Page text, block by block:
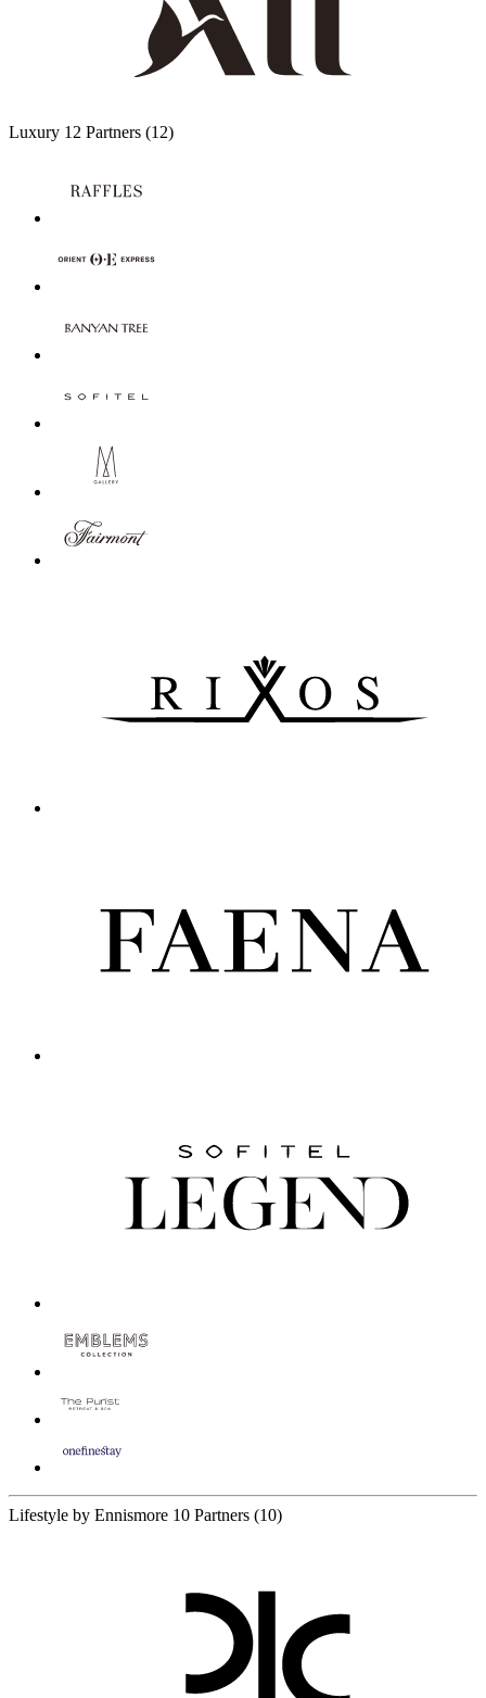
Luxury 12 Partners (12)
Lifestyle by Ennismore 10 Partners (10)